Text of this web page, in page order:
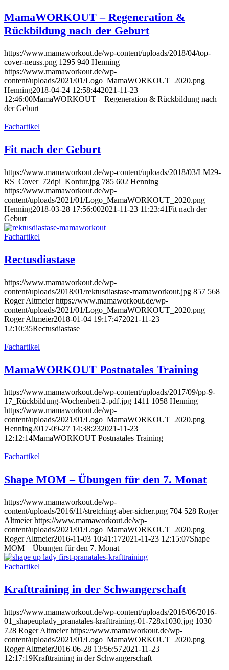
MamaWORKOUT – Regeneration &
Rückbildung nach der Geburt
https://www.mamaworkout.de/wp-content/uploads/2018/04/top-
cover-neuss.png 1295 940 Henning
https://www.mamaworkout.de/wp-
content/uploads/2021/01/Logo_MamaWORKOUT_2020.png
Henning2018-04-24 12:58:442021-11-23
12:46:00MamaWORKOUT – Regeneration & Rückbildung nach
der Geburt
Fachartikel
Fit nach der Geburt
https://www.mamaworkout.de/wp-content/uploads/2018/03/LM29-
RS_Cover_72dpi_Kontur.jpg 785 602 Henning
https://www.mamaworkout.de/wp-
content/uploads/2021/01/Logo_MamaWORKOUT_2020.png
Henning2018-03-28 17:56:002021-11-23 11:23:41Fit nach der
Geburt
Fachartikel
Rectusdiastase
https://www.mamaworkout.de/wp-
content/uploads/2018/01/rektusdiastase-mamaworkout.jpg 857 568
Roger Altmeier https://www.mamaworkout.de/wp-
content/uploads/2021/01/Logo_MamaWORKOUT_2020.png
Roger Altmeier2018-01-04 19:17:472021-11-23
12:10:35Rectusdiastase
Fachartikel
MamaWORKOUT Postnatales Training
https://www.mamaworkout.de/wp-content/uploads/2017/09/pp-9-
17_Rückbildung-Wochenbett-2-pdf.jpg 1411 1058 Henning
https://www.mamaworkout.de/wp-
content/uploads/2021/01/Logo_MamaWORKOUT_2020.png
Henning2017-09-27 14:38:232021-11-23
12:12:14MamaWORKOUT Postnatales Training
Fachartikel
Shape MOM – Übungen für den 7. Monat
https://www.mamaworkout.de/wp-
content/uploads/2016/11/stretching-aber-sicher.png 704 528 Roger
Altmeier https://www.mamaworkout.de/wp-
content/uploads/2021/01/Logo_MamaWORKOUT_2020.png
Roger Altmeier2016-11-03 10:41:172021-11-23 12:15:07Shape
MOM – Übungen für den 7. Monat
Fachartikel
Krafttraining in der Schwangerschaft
https://www.mamaworkout.de/wp-content/uploads/2016/06/2016-
01_shapeuplady_pranatales-krafttraining-01-728x1030.jpg 1030
728 Roger Altmeier https://www.mamaworkout.de/wp-
content/uploads/2021/01/Logo_MamaWORKOUT_2020.png
Roger Altmeier2016-06-28 13:56:572021-11-23
12:17:19Krafttraining in der Schwangerschaft